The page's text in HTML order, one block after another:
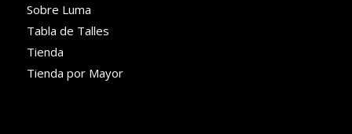
Sobre Luma
Tabla de Talles
Tienda
Tienda por Mayor